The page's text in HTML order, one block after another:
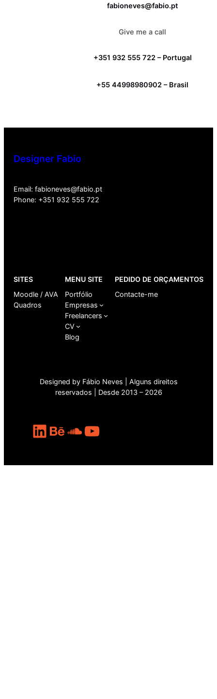
fabioneves@fabio.pt
Give me a call
+351 932 555 722 – Portugal
+55 44998980902 – Brasil
Designer Fabio
Email: fabioneves@fabio.pt
Phone: +351 932 555 722
SITES
Moodle / AVA
Quadros
MENU SITE
Portfólio
Empresas
Freelancers
CV
Blog
PEDIDO DE ORÇAMENTOS
Contacte-me
Designed by Fábio Neves | Alguns direitos
reservados | Desde 2013 – 2026